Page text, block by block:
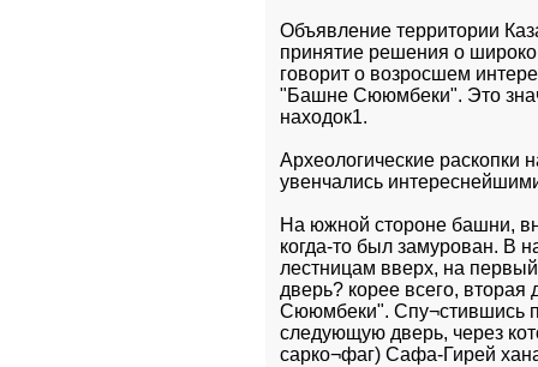
Объявление территории
принятие решения о
говорит о возросшем
"Башне Сююмбеки". Это
находок1.
Археологические раскопки
увенчались
На южной стороне башни,
когда-то был замурован. В
лестницам вверх, на
дверь? корее всего,
Сююмбеки". Спу¬стившись
следующую дверь, через
сарко¬фаг) Сафа-Гирей